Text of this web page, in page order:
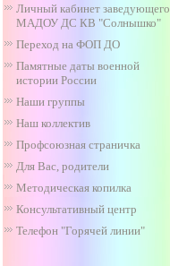
Личный кабинет заведующего
МАДОУ ДС КВ "Солнышко"
Переход на ФОП ДО
Памятные даты военной
истории России
Наши группы
Наш коллектив
Профсоюзная страничка
Для Вас, родители
Методическая копилка
Консультативный центр
Телефон "Горячей линии"